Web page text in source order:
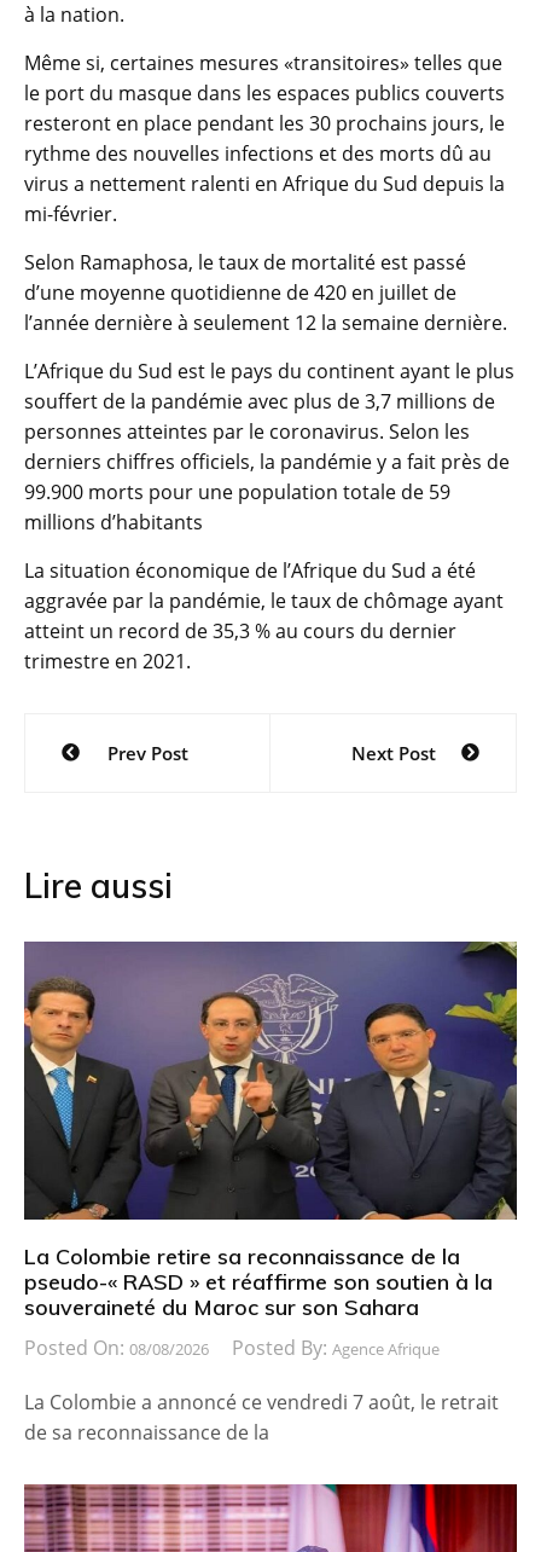
à la nation.
Même si, certaines mesures «transitoires» telles que
le port du masque dans les espaces publics couverts
resteront en place pendant les 30 prochains jours, le
rythme des nouvelles infections et des morts dû au
virus a nettement ralenti en Afrique du Sud depuis la
mi-février.
Selon Ramaphosa, le taux de mortalité est passé
d’une moyenne quotidienne de 420 en juillet de
l’année dernière à seulement 12 la semaine dernière.
L’Afrique du Sud est le pays du continent ayant le plus
souffert de la pandémie avec plus de 3,7 millions de
personnes atteintes par le coronavirus. Selon les
derniers chiffres officiels, la pandémie y a fait près de
99.900 morts pour une population totale de 59
millions d’habitants
La situation économique de l’Afrique du Sud a été
aggravée par la pandémie, le taux de chômage ayant
atteint un record de 35,3 % au cours du dernier
trimestre en 2021.
Navigation
Prev Post Next Post
Lire aussi
La Colombie retire sa reconnaissance de la
pseudo-« RASD » et réaffirme son soutien à la
souveraineté du Maroc sur son Sahara
Posted On: 08/08/2026 Posted By: Agence Afrique
La Colombie a annoncé ce vendredi 7 août, le retrait
de sa reconnaissance de la